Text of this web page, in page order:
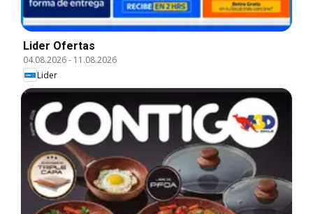
Lider Ofertas
04.08.2026- 11.08.2026
Lider